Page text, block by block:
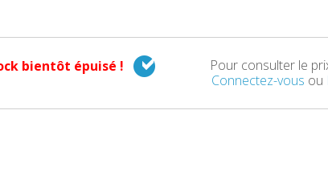
bientôt épuisé !
Pour consulter le
Connectez-vous ou